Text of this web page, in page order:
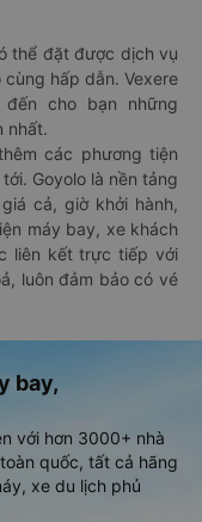
thể đặt được dịch vụ
hấp dẫn. Vexere
cho bạn những
nhất.
các phương tiện
Goyolo là nền tảng
cả, giờ khởi hành,
máy bay, xe khách
liên kết trực tiếp với
luôn đảm bảo có vé
bay,
với hơn 3000+ nhà
quốc, tất cả hãng
xe du lịch phủ